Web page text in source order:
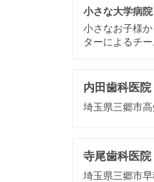
小さな大学病院
小さなお子様
ターによるチ
内田歯科医院
埼玉県三郷市
寺尾歯科医院
埼玉県三郷市